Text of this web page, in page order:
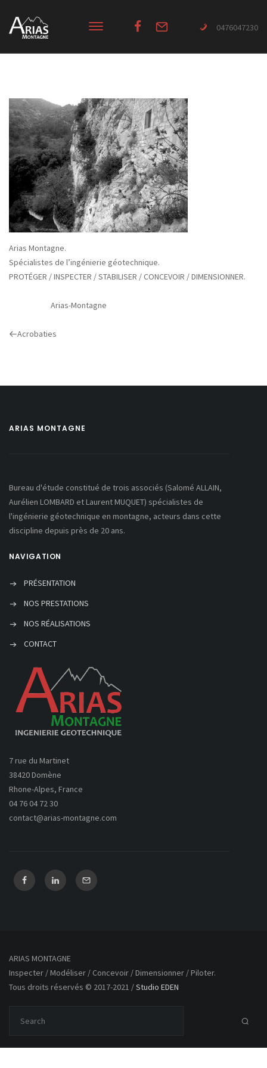
0476047230
Arias Montagne.
Spécialistes de l’ingénierie géotechnique.
PROTÉGER / INSPECTER / STABILISER / CONCEVOIR / DIMENSIONNER.
Arias-Montagne
Previous
Acrobaties
ARIAS MONTAGNE
Bureau d'étude constitué de trois associés (Salomé ALLAIN,
Aurélien LOMBARD et Laurent MUQUET) spécialistes de
l'ingénierie géotechnique en montagne, acteurs dans cette
discipline depuis près de 20 ans.
NAVIGATION
PRÉSENTATION
NOS PRESTATIONS
NOS RÉALISATIONS
CONTACT
7 rue du Martinet
38420 Domène
Rhone-Alpes, France
04 76 04 72 30
contact@arias-montagne.com
ARIAS MONTAGNE
Inspecter / Modéliser / Concevoir / Dimensionner / Piloter.
Tous droits réservés © 2017-2021 /Studio EDEN